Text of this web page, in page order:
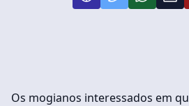
Os mogianos interessados em